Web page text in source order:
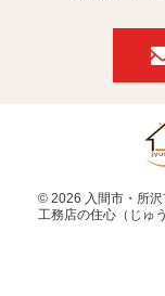
© 2026 入間市・所
工務店の住心（じゅ